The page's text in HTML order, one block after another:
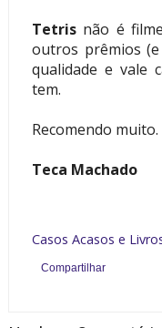
Tetrisnão é
outros prêmios
qualidade e vale
tem.
Recomendo muito.
Teca Machado
Casos Acasos e
Compartilhar